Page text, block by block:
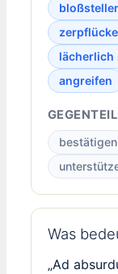
lächerlich
angreifen
bestätigen
Was
„Ad